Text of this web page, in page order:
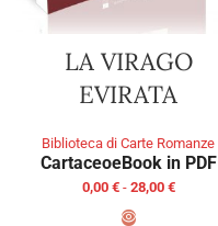
LA VIRAGO
EVIRATA
Biblioteca di Carte Romanze
CartaceoeBook in PDF
0,00 € - 28,00 €